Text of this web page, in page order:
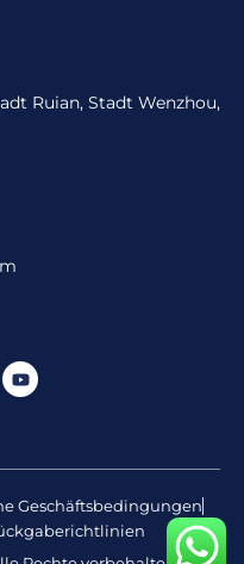
Ruian, Stadt Wenzhou,
Y
o
b
Geschäftsbedingungen